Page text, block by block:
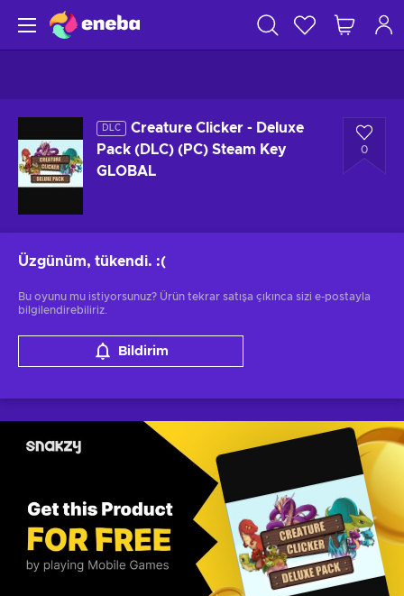
DLC
Creature Clicker - Deluxe
Pack (DLC) (PC) Steam Key
GLOBAL
0
Üzgünüm, tükendi. :(
Bu oyunu mu istiyorsunuz? Ürün tekrar satışa çıkınca sizi e-postayla
bilgilendirebiliriz.
Bildirim